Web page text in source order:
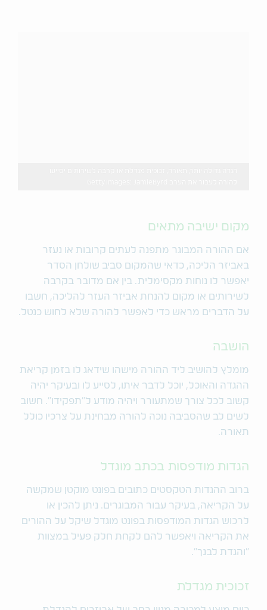
מקום ישיבה מתאים
אם ההורה המבוגר מתפנה לעתים קרובות או נעזר
באביזר הליכה, כדאי שהמקום סביב שולחן הסדר
יאפשר לו נוחות מקסימלית. בין אם מדובר בקרבה
לשירותים או מקום להנחת אביזר העזר להליכה, חשבו
על הדברים מראש כדי לאפשר להורה שלא לחוש כנטל.
הושבה
מומלץ להושיב ליד ההורה מישהו שידאג לו בזמן קריאת
ההגדה והאוכל, יוכל לדבר איתו, לסייע לו ובעיקר יהיה
קשוב לכל צורך שמתעורר ויהיה מודע ל"תפקידו". חשוב
לשים לב שהסביבה נוכה להורה מבחינת על צרכיו כולל
תאורה.
הגדות מודפסות בכתב מוגדל
ברוב ההגדות הטקסטים כתובים בפונט מוקטן שמקשה
על הקריאה, בעיקר עבור המבוגרים. ניתן להכין או
לרכוש הגדות המודפסות בפונט מוגדל שיקל על ההורים
את הקריאה ויאפשר להם לקחת חלק פעיל במצוות
“והגדת לבנך”.
זכוכית מגדלת